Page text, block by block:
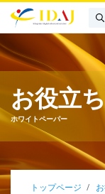
お役立
ホワイトペーパー
トップページ